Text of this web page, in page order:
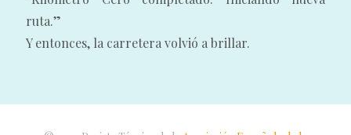
ruta.”
Y entonces, la carretera volvió a brillar.